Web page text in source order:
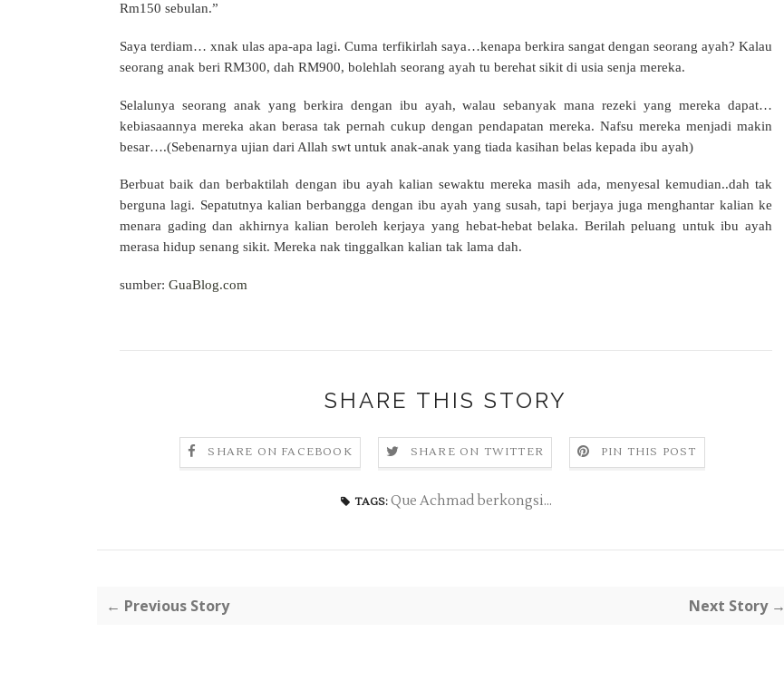
Rm150 sebulan.”
Saya terdiam… xnak ulas apa-apa lagi. Cuma terfikirlah saya…kenapa berkira sangat dengan seorang ayah? Kalau
seorang anak beri RM300, dah RM900, bolehlah seorang ayah tu berehat sikit di usia senja mereka.
Selalunya seorang anak yang berkira dengan ibu ayah, walau sebanyak mana rezeki yang mereka dapat…
kebiasaannya mereka akan berasa tak pernah cukup dengan pendapatan mereka. Nafsu mereka menjadi makin
besar….(Sebenarnya ujian dari Allah swt untuk anak-anak yang tiada kasihan belas kepada ibu ayah)
Berbuat baik dan berbaktilah dengan ibu ayah kalian sewaktu mereka masih ada, menyesal kemudian..dah tak
berguna lagi. Sepatutnya kalian berbangga dengan ibu ayah yang susah, tapi berjaya juga menghantar kalian ke
menara gading dan akhirnya kalian beroleh kerjaya yang hebat-hebat belaka. Berilah peluang untuk ibu ayah
merasa hidup senang sikit. Mereka nak tinggalkan kalian tak lama dah.
sumber: GuaBlog.com
SHARE THIS STORY
SHARE ON FACEBOOK SHARE ON TWITTER PIN THIS POST
TAGS: Que Achmad berkongsi...
← Previous Story Next Story →